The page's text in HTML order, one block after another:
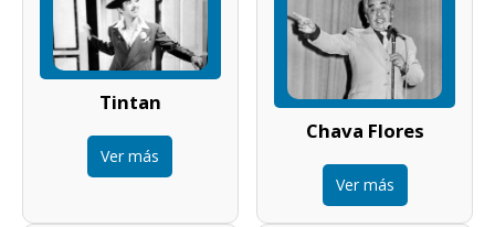
Tintan
Ver más
Chava Flores
Ver más